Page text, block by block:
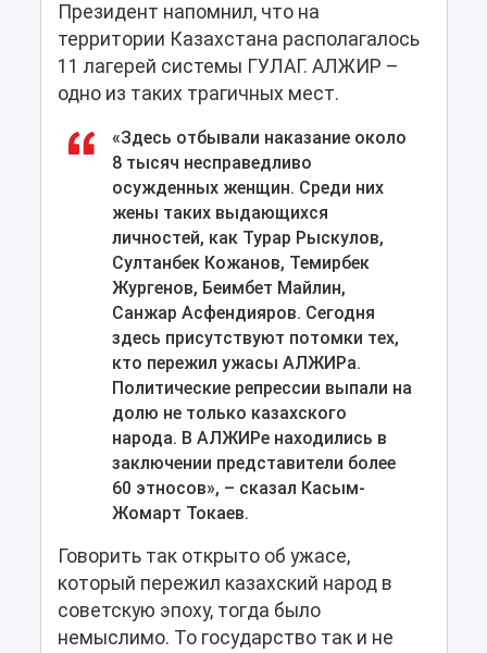
Президент напомнил, что на
территории Казахстана располагалось
11 лагерей системы ГУЛАГ. АЛЖИР –
одно из таких трагичных мест.
«Здесь отбывали наказание около
8 тысяч несправедливо
осужденных женщин. Среди них
жены таких выдающихся
личностей, как Турар Рыскулов,
Султанбек Кожанов, Темирбек
Жургенов, Беимбет Майлин,
Санжар Асфендияров. Сегодня
здесь присутствуют потомки тех,
кто пережил ужасы АЛЖИРа.
Политические репрессии выпали на
долю не только казахского
народа. В АЛЖИРе находились в
заключении представители более
60 этносов», – сказал Касым-
Жомарт Токаев.
Говорить так открыто об ужасе,
который пережил казахский народ в
советскую эпоху, тогда было
немыслимо. То государство так и не